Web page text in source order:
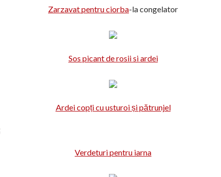
Zarzavat pentru ciorba-la congelator
Sos picant de rosii si ardei
Ardei copți cu usturoi și pătrunjel
Verdeturi pentru iarna